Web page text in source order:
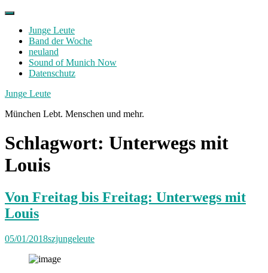
Skip
contentJunge Leute
Band der Woche
neuland
Sound of Munich Now
Datenschutz
Facebook
Twitter
Instagram
Junge Leute
München Lebt. Menschen und mehr.
Schlagwort: Unterwegs mit
Louis
Von Freitag bis Freitag: Unterwegs mit
Louis
05/01/2018szjungeleute